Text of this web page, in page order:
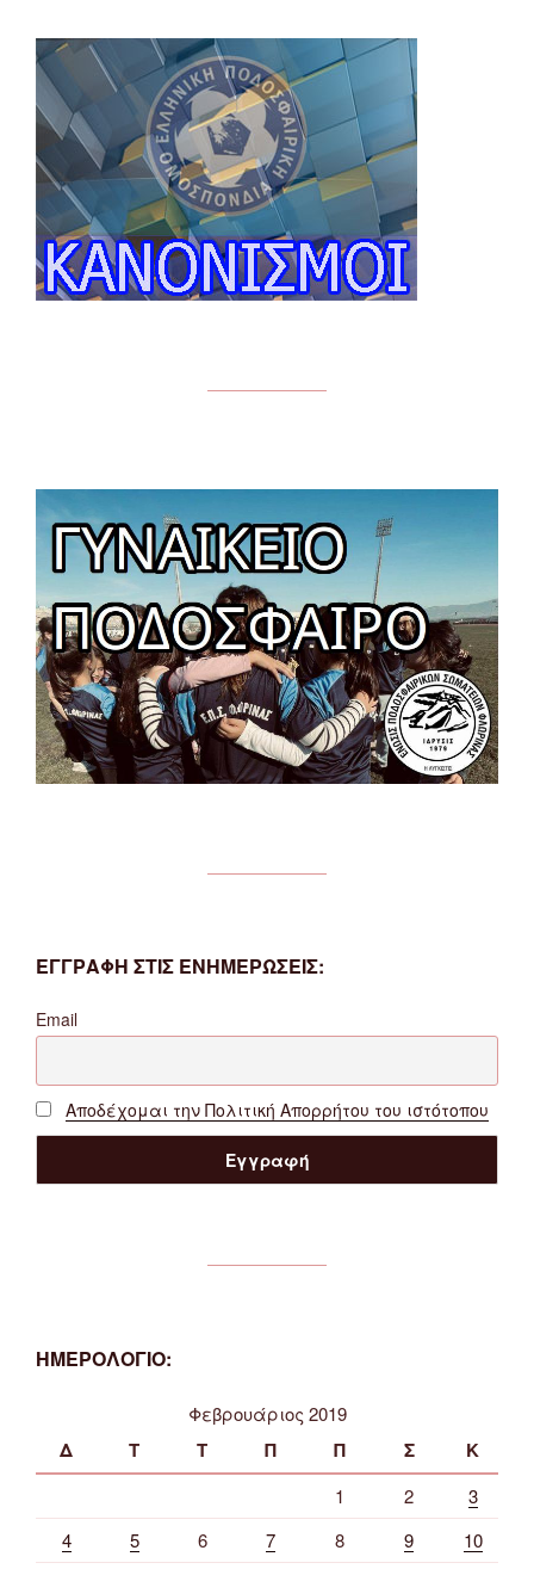
ΕΓΓΡΑΦΗ ΣΤΙΣ ΕΝΗΜΕΡΩΣΕΙΣ:
Email
Αποδέχομαι την Πολιτική Απορρήτου του ιστότοπου
ΗΜΕΡΟΛΟΓΙΟ:
Φεβρουάριος 2019
Δ Τ Τ Π Π Σ Κ
1 2
3
4
5 6 7 8 9
10